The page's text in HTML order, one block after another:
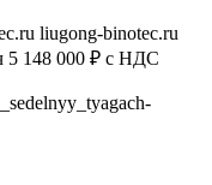
liugong-binotec.ru
5 148 000 ₽ с НДС